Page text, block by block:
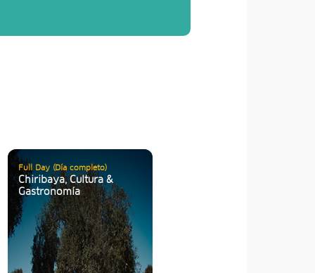
Full Day (Día completo)
Chiribaya, Cultura &
Gastronomía